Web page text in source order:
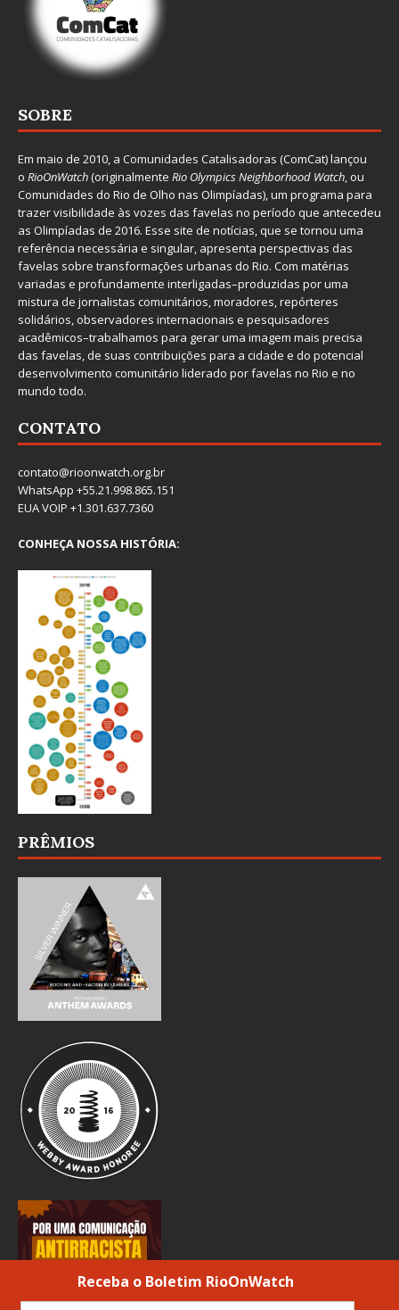
SOBRE
Em maio de 2010, a Comunidades Catalisadoras (ComCat) lançou
o RioOnWatch(originalmente Rio Olympics Neighborhood Watch, ou
Comunidades do Rio de Olho nas Olimpíadas), um programa para
trazer visibilidade às vozes das favelas no período que antecedeu
as Olimpíadas de 2016. Esse site de notícias, que se tornou uma
referência necessária e singular, apresenta perspectivas das
favelas sobre transformações urbanas do Rio. Com matérias
variadas e profundamente interligadas–produzidas por uma
mistura de jornalistas comunitários, moradores, repórteres
solidários, observadores internacionais e pesquisadores
acadêmicos–trabalhamos para gerar uma imagem mais precisa
das favelas, de suas contribuições para a cidade e do potencial
desenvolvimento comunitário liderado por favelas no Rio e no
mundo todo.
CONTATO
contato@rioonwatch.org.br
WhatsApp +55.21.998.865.151
EUA VOIP +1.301.637.7360
CONHEÇA NOSSA HISTÓRIA:
PRÊMIOS